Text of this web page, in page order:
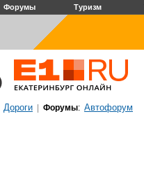
Форумы Туризм
Дороги Форумы: Автофорум